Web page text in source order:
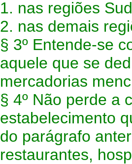
1. nas regiões
2. nas demais
§ 3º Entende-se
aquele que se
mercadorias
§ 4º Não perde a
estabelecimento
do parágrafo
restaurantes,